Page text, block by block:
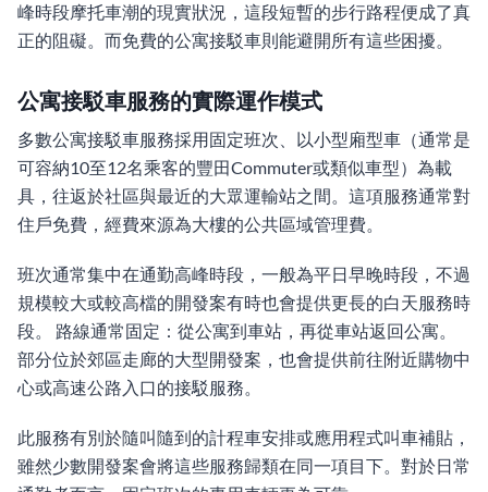
峰時段摩托車潮的現實狀況，這段短暫的步行路程便成了真
正的阻礙。而免費的公寓接駁車則能避開所有這些困擾。
公寓接駁車服務的實際運作模式
多數公寓接駁車服務採用固定班次、以小型廂型車（通常是
可容納10至12名乘客的豐田Commuter或類似車型）為載
具，往返於社區與最近的大眾運輸站之間。這項服務通常對
住戶免費，經費來源為大樓的公共區域管理費。
班次通常集中在通勤高峰時段，一般為平日早晚時段，不過
規模較大或較高檔的開發案有時也會提供更長的白天服務時
段。 路線通常固定：從公寓到車站，再從車站返回公寓。
部分位於郊區走廊的大型開發案，也會提供前往附近購物中
心或高速公路入口的接駁服務。
此服務有別於隨叫隨到的計程車安排或應用程式叫車補貼，
雖然少數開發案會將這些服務歸類在同一項目下。對於日常